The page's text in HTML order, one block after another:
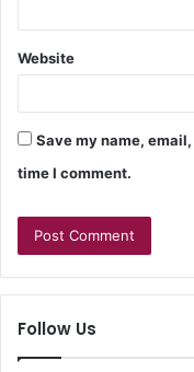
Website
Save my name,
time I comment.
Follow Us